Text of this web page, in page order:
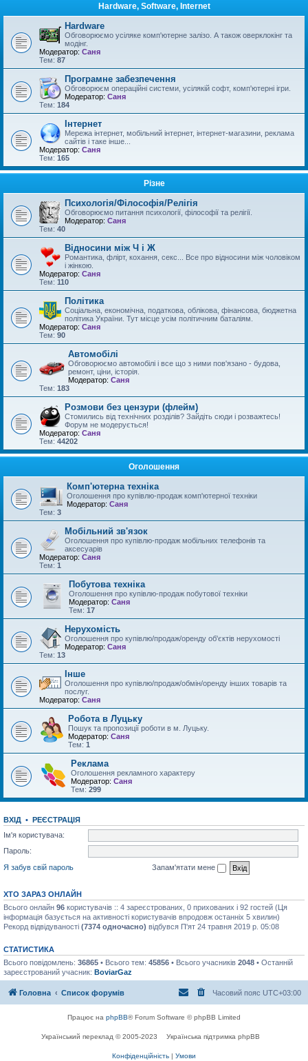
Hardware, Software, Internet
Hardware
Обговорюємо усіляке комп'ютерне залізо. А також оверклокінг та
модінг.
Модератор: Саня
Тем: 87
Програмне забезпечення
Обговорюєм операційні системи, усілякій софт, комп'ютерні ігри.
Модератор: Саня
Тем: 184
Інтернет
Мережа інтернет, мобільний інтернет, інтернет-магазини, реклама
сайтів і таке інше...
Модератор: Саня
Тем: 165
Різне
Психологія/Філософія/Релігія
Обговорюємо питання психології, філософії та релігії.
Модератор: Саня
Тем: 40
Відносини між Ч і Ж
Романтика, флірт, кохання, секс... Все про відносини між чоловіком
і жінкою.
Модератор: Саня
Тем: 110
Політика
Соціальна, економічна, податкова, облікова, фінансова, бюджетна
політика України. Тут місце усім політичним баталіям.
Модератор: Саня
Тем: 90
Автомобілі
Обговорюємо автомобілі і все що з ними пов'язано - будова,
ремонт, ціни, історія.
Модератор: Саня
Тем: 183
Розмови без цензури (флейм)
Стомились від технічних розділів? Зайдіть сюди і розважтесь!
Форум не модерується!
Модератор: Саня
Тем: 44202
Оголошення
Комп'ютерна техніка
Оголошення про купівлю-продаж комп'ютерної техніки
Модератор: Саня
Тем: 3
Мобільний зв'язок
Оголошення про купівлю-продаж мобільних телефонів та
аксесуарів
Модератор: Саня
Тем: 1
Побутова техніка
Оголошення про купівлю-продаж побутової техніки
Модератор: Саня
Тем: 17
Нерухомість
Оголошення про купівлю/продаж/оренду об'єктів нерухомості
Модератор: Саня
Тем: 13
Інше
Оголошення про купівлю/продаж/обмін/оренду інших товарів та
послуг.
Модератор: Саня
Робота в Луцьку
Пошук та пропозиції роботи в м. Луцьку.
Модератор: Саня
Тем: 1
Реклама
Оголошення рекламного характеру
Модератор: Саня
Тем: 299
ВХІД • РЕЄСТРАЦІЯ
Ім'я користувача:
Пароль:
Я забув свій пароль
Запам'ятати мене
ХТО ЗАРАЗ ОНЛАЙН
Всього онлайн 96 користувачів :: 4 зареєстрованих, 0 прихованих і 92 гостей (Ця
інформація базується на активності користувачів впродовж останніх 5 хвилин)
Рекорд відвідуваності (7374 одночасно) відбувся П'ят 24 травня 2019 р. 05:08
СТАТИСТИКА
Всього повідомлень: 36865 • Всього тем: 45856 • Всього учасників 2048 • Останній
зареєстрований учасник: BoviarGaz
Головна Список форумів Часовий пояс UTC+03:00
Працює на phpBB® Forum Software © phpBB Limited
Український переклад © 2005-2023 Українська підтримка phpBB
Конфіденційність | Умови